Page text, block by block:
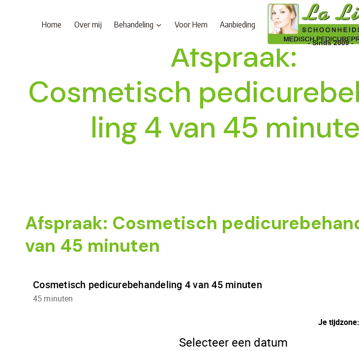
Home Over mij Behandeling Voor Hem Aanbieding
- Sinds 2009 -
Afspraak:
Cosmetisch
ling 4 van 45
Afspraak: Cosmetisch
van 45 minuten